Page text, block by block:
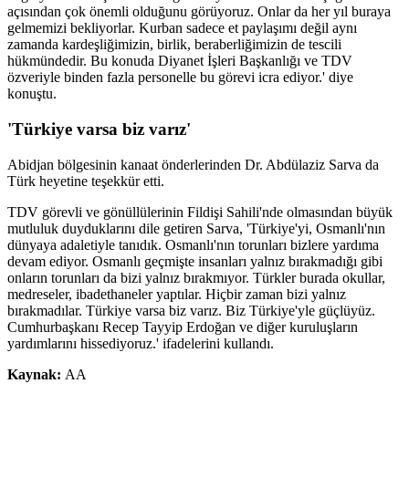
açısından çok önemli olduğunu görüyoruz. Onlar da her yıl buraya
gelmemizi bekliyorlar. Kurban sadece et paylaşımı değil aynı
zamanda kardeşliğimizin, birlik, beraberliğimizin de tescili
hükmündedir. Bu konuda Diyanet İşleri Başkanlığı ve TDV
özveriyle binden fazla personelle bu görevi icra ediyor.' diye
konuştu.
'Türkiye varsa biz varız'
Abidjan bölgesinin kanaat önderlerinden Dr. Abdülaziz Sarva da
Türk heyetine teşekkür etti.
TDV görevli ve gönüllülerinin Fildişi Sahili'nde olmasından büyük
mutluluk duyduklarını dile getiren Sarva, 'Türkiye'yi, Osmanlı'nın
dünyaya adaletiyle tanıdık. Osmanlı'nın torunları bizlere yardıma
devam ediyor. Osmanlı geçmişte insanları yalnız bırakmadığı gibi
onların torunları da bizi yalnız bırakmıyor. Türkler burada okullar,
medreseler, ibadethaneler yaptılar. Hiçbir zaman bizi yalnız
bırakmadılar. Türkiye varsa biz varız. Biz Türkiye'yle güçlüyüz.
Cumhurbaşkanı Recep Tayyip Erdoğan ve diğer kuruluşların
yardımlarını hissediyoruz.' ifadelerini kullandı.
Kaynak: AA